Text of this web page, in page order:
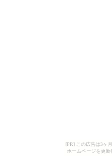
[PR] この広告は3ヶ
ホームページを更